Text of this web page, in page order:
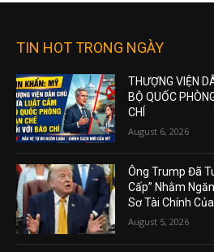
TIN HOT TRONG NGÀY
THƯỢNG VIỆN
BỘ QUỐC
CHÍ
August 6, 2026
Ông Trump Đã
Cấp” Nhằm
Sơ Tài Chính
August 5, 2026